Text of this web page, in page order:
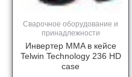
Сварочное оборудование и
принадлежности
Инвертер MMA в кейсе
Telwin Technology 236 HD
case